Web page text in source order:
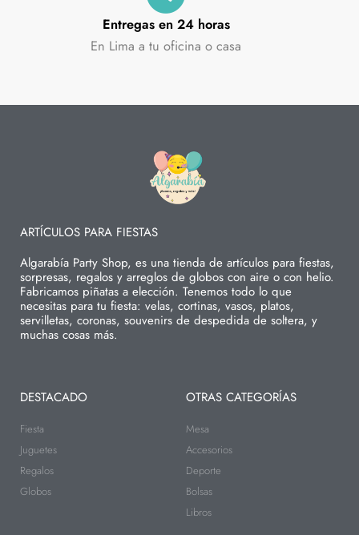
Entregas en 24 horas
En Lima a tu oficina o casa
ARTÍCULOS PARA FIESTAS
Algarabía Party Shop, es una tienda de artículos para fiestas,
sorpresas, regalos y arreglos de globos con aire o con helio.
Fabricamos piñatas a elección. Tenemos todo lo que
necesitas para tu fiesta: velas, cortinas, vasos, platos,
servilletas, coronas, souvenirs de despedida de soltera, y
muchas cosas más.
DESTACADO
Fiesta
Juguetes
Regalos
Globos
OTRAS CATEGORÍAS
Mesa
Accesorios
Deporte
Bolsas
Libros